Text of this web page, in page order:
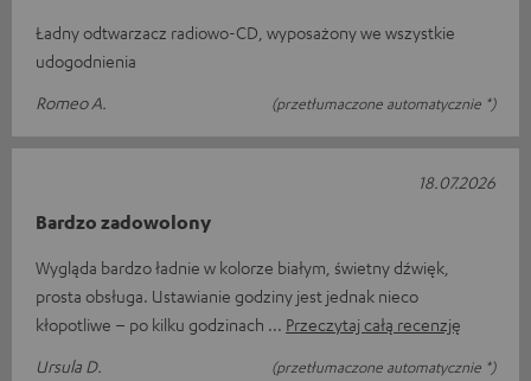
Ładny odtwarzacz radiowo-CD, wyposażony we wszystkie
udogodnienia
Romeo A.
(przetłumaczone automatycznie *)
Bardzo zadowolony
Wygląda bardzo ładnie w kolorze białym, świetny dźwięk,
prosta obsługa. Ustawianie godziny jest jednak nieco
kłopotliwe – po kilku godzinach
Przeczytaj całą recenzję
Ursula D.
(przetłumaczone automatycznie *)
18.07.2026